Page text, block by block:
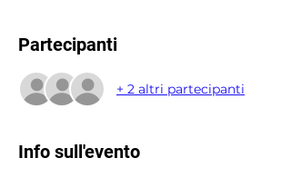
Partecipanti
+ 2 altri partecipanti
Info sull'evento